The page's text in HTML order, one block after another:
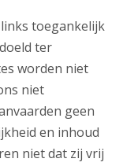
toegankelijk
ter
worden niet
niet
geen
en inhoud
niet dat zij vrij